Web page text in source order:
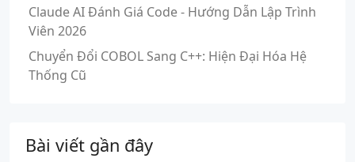
Claude AI Đánh Giá Code - Hướng Dẫn Lập Trình
Viên 2026
Chuyển Đổi COBOL Sang C++: Hiện Đại Hóa Hệ
Thống Cũ
Bài viết gần đây